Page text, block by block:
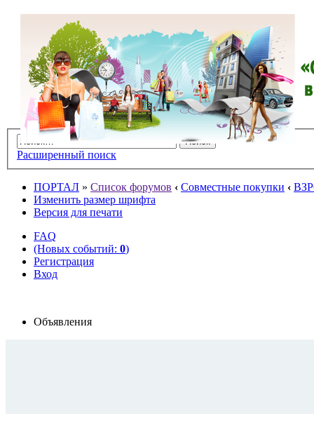
Расширенный поиск
ПОРТАЛ » Список форумов ‹ Совместные покупки ‹
Изменить размер шрифта
Версия для печати
FAQ
(Новых событий: 0)
Регистрация
Вход
Объявления